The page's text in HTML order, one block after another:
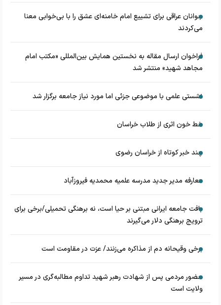
جوانان عراقی برای تشییع امام خامنه‌ای عشق را با بی‌خوابی معنا
می‌کردند
فراخوان ارسال مقاله به نخستین همایش بین‌المللی «مکتب امام
مجاهد شهید» منتشر شد
نشستی علمی با موضوعی جزئی اما مورد نیاز جامعه برگزار شد
خط خون اثری از طلاب خراسان
چند خبر کوتاه از خراسان رضوی
معارفه مدیر جدید مدرسه علمیه محمدیه فیروزآباد
بافت جامعه ایرانی مبتنی بر حیا است، نه برهنگی تحمیلی/برخی برای
ترویج برهنگی دلار می‌گیرند
برخی وقیحانه دم از مذاکره می‌زنند/ عزت در مقاومت است
حضور مردمی پس از شهادت رهبر شهید تداوم مطالبه‌گری در مسیر
ولایت است